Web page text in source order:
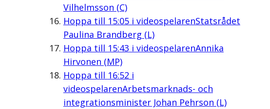
Vilhelmsson (C)
Hoppa till 15:05i videospelarenStatsrådet
Paulina Brandberg (L)
Hoppa till 15:43 i videospelarenAnnika
Hirvonen (MP)
Hoppa till 16:52 i
videospelarenArbetsmarknads- och
integrationsminister Johan Pehrson (L)